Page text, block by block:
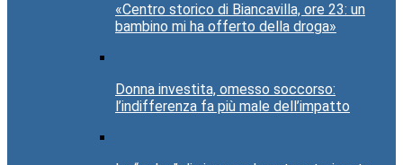
«Centro storico di Biancavilla, ore 23: un
bambino mi ha offerto della droga»
Donna investita, omesso soccorso:
l’indifferenza fa più male dell’impatto